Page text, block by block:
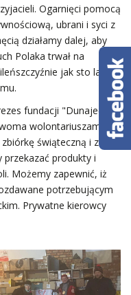
Ogarnięci pomocą
ubrani i syci z
działamy dalej, aby
Polaka trwał na
jak sto lat
fundacji "Dunajec"
wolontariuszami,
świąteczną i z
przekazać produkty i
Możemy zapewnić, iż
potrzebującym
Prywatne kierowcy